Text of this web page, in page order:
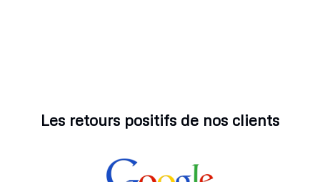
Les retours positifs de nos clients